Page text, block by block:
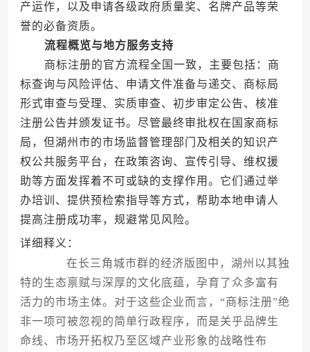
产运作，以及申请各级政府质量奖、名牌产品等荣
誉的必备资质。
流程概览与地方服务支持
商标注册的官方流程全国一致，主要包括：商
标查询与风险评估、申请文件准备与递交、商标局
形式审查与受理、实质审查、初步审定公告、核准
注册公告并颁发证书。尽管最终审批权在国家商标
局，但湖州市的市场监督管理部门及相关的知识产
权公共服务平台，在政策咨询、宣传引导、维权援
助等方面发挥着不可或缺的支撑作用。它们通过举
办培训、提供预检索指导等方式，帮助本地申请人
提高注册成功率，规避常见风险。
详细释义：
在长三角城市群的经济版图中，湖州以其独
特的生态禀赋与深厚的文化底蕴，孕育了众多富有
活力的市场主体。对于这些企业而言，“商标注册”绝
非一项可被忽视的简单行政程序，而是关乎品牌生
命线、市场开拓权乃至区域产业形象的战略性布